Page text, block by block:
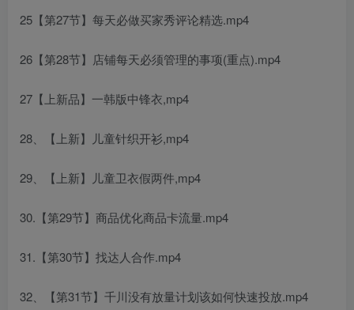
25【第27节】每天必做买家秀评论精选.mp4
26【第28节】店铺每天必须管理的事项(重点).mp4
27【上新品】一韩版中锋衣,mp4
28、【上新】儿童针织开衫,mp4
29、【上新】儿童卫衣假两件,mp4
30.【第29节】商品优化商品卡流量.mp4
31.【第30节】找达人合作.mp4
32、【第31节】千川没有放量计划该如何快速投放.mp4